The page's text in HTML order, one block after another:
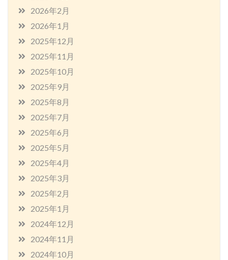
2026年2月
2026年1月
2025年12月
2025年11月
2025年10月
2025年9月
2025年8月
2025年7月
2025年6月
2025年5月
2025年4月
2025年3月
2025年2月
2025年1月
2024年12月
2024年11月
2024年10月